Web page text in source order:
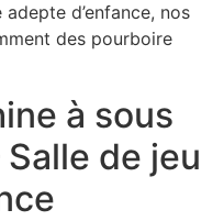
d’enfance, nos
des pourboire
à sous
de jeu